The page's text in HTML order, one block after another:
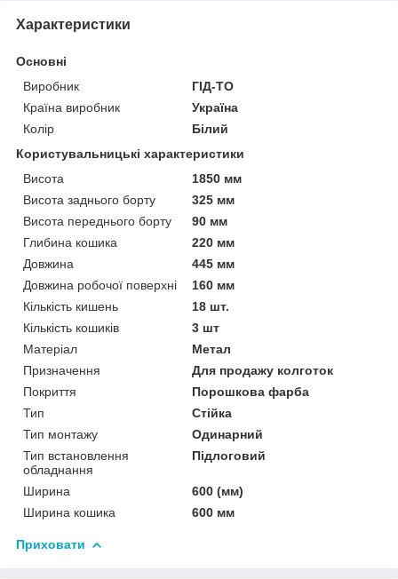
Характеристики
Основні
Виробник
ГІД-ТО
Країна виробник
Україна
Колір
Білий
Користувальницькі характеристики
Висота
1850 мм
Висота заднього борту
325 мм
Висота переднього борту
90 мм
Глибина кошика
220 мм
Довжина
445 мм
Довжина робочої поверхні
160 мм
Кількість кишень
18 шт.
Кількість кошиків
3 шт
Матеріал
Метал
Призначення
Для продажу колготок
Покриття
Порошкова фарба
Тип
Стійка
Тип монтажу
Одинарний
Тип встановлення
обладнання
Підлоговий
Ширина
600 (мм)
Ширина кошика
600 мм
Приховати